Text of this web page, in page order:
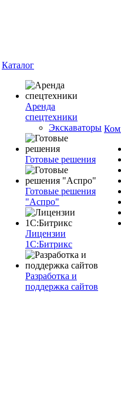
Каталог
Аренда
спецтехники
Экскаваторы
Готовые решения
Готовые решения
"Аспро"
Лицензии
1С:Битрикс
Разработка и
поддержка сайтов